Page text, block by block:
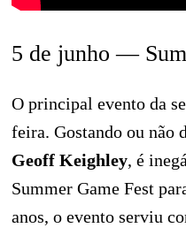
5 de junho —
O principal evento da
feira. Gostando ou não
Geoff Keighley, é
Summer Game Fest
anos, o evento serviu